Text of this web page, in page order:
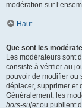
modération sur
Haut
Que sont les
Les modérateurs sont
consiste à vérifier au
pouvoir de modifier ou
déplacer, supprimer et
Généralement, les
hors-sujetou publient